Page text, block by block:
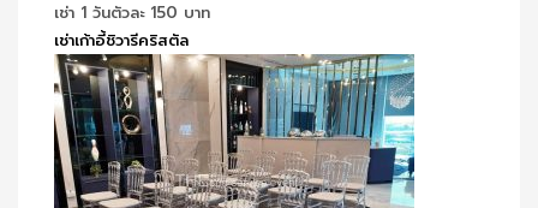
เช่า 1 วันตัวละ 150 บาท
เช่าเก้าอี้ชิวารีคริสตัล